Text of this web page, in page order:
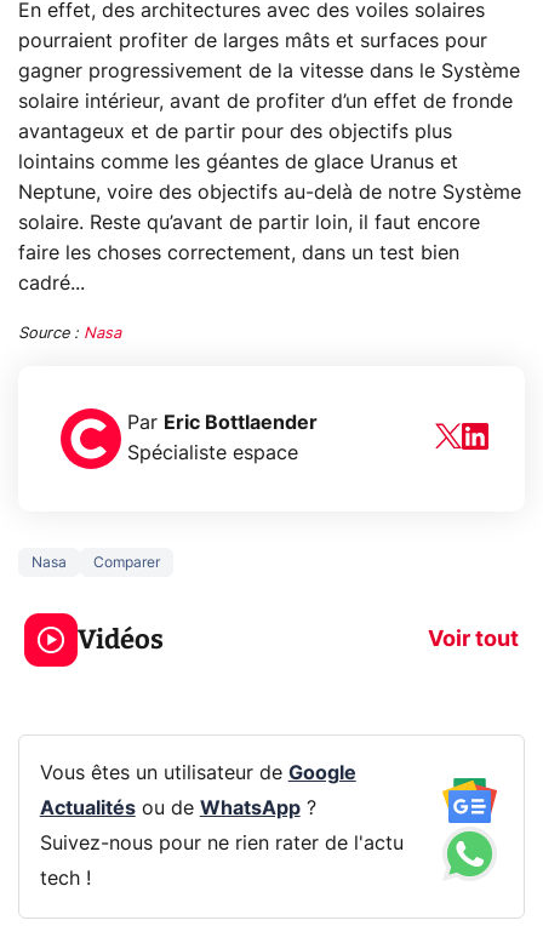
En effet, des architectures avec des voiles solaires
pourraient profiter de larges mâts et surfaces pour
gagner progressivement de la vitesse dans le Système
solaire intérieur, avant de profiter d’un effet de fronde
avantageux et de partir pour des objectifs plus
lointains comme les géantes de glace Uranus et
Neptune, voire des objectifs au-delà de notre Système
solaire. Reste qu’avant de partir loin, il faut encore
faire les choses correctement, dans un test bien
cadré...
Source : Nasa
Par Eric Bottlaender
Spécialiste espace
Nasa Comparer
Vidéos Voir tout
5 générations de
jeux dans la
prochaine Xbox !
navigation
Vous êtes un utilisateur de Google
Actualitésou de WhatsApp?
Suivez-nous pour ne rien rater de l'actu
tech !